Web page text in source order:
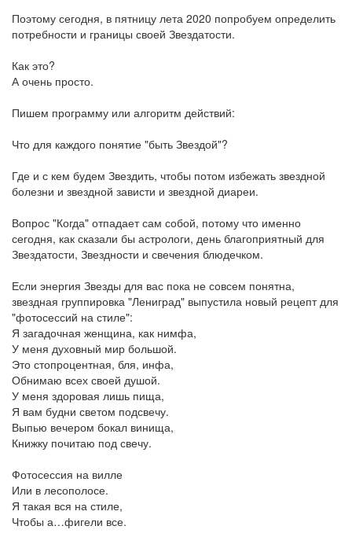
Поэтому сегодня, в пятницу лета 2020 попробуем определить
потребности и границы своей Звездатости.
Как это?
А очень просто.
Пишем программу или алгоритм действий:
Что для каждого понятие "быть Звездой"?
Где и с кем будем Звездить, чтобы потом избежать звездной
болезни и звездной зависти и звездной диареи.
Вопрос "Когда" отпадает сам собой, потому что именно
сегодня, как сказали бы астрологи, день благоприятный для
Звездатости, Звездности и свечения блюдечком.
Если энергия Звезды для вас пока не совсем понятна,
звездная группировка "Лениград" выпустила новый рецепт для
"фотосессий на стиле":
Я загадочная женщина, как нимфа,
У меня духовный мир большой.
Это стопроцентная, бля, инфа,
Обнимаю всех своей душой.
У меня здоровая лишь пища,
Я вам будни светом подсвечу.
Выпью вечером бокал винища,
Книжку почитаю под свечу.
Фотосессия на вилле
Или в лесополосе.
Я такая вся на стиле,
Чтобы а…фигели все.